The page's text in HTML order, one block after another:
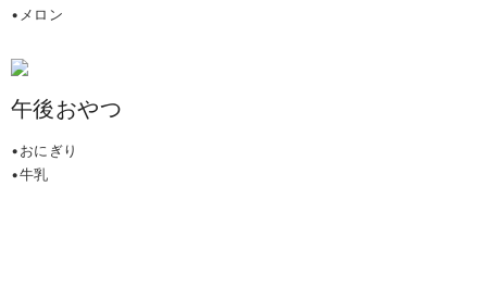
•メロン
午後おやつ
•おにぎり
•牛乳